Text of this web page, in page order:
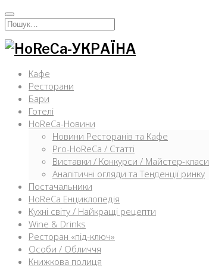
Перейти
кИскать:
Кафе
Ресторани
Бари
Готелі
HoReCa-Новини
Новини Ресторанів та Кафе
Pro-HoReCa / Статті
Виставки / Конкурси / Майстер-класи
Аналітичні огляди та Тенденції ринку
Постачальники
HoReCa Енциклопедія
Кухні світу / Найкращі рецепти
Wine & Drinks
Ресторан «під-ключ»
Особи / Обличчя
Книжкова полиця